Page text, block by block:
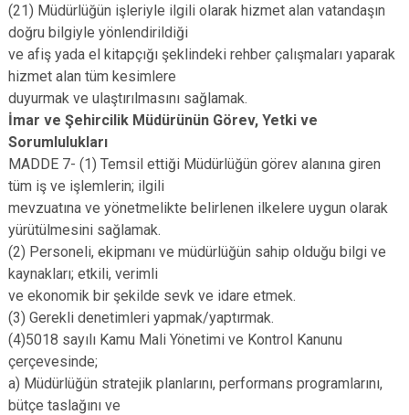
(21) Müdürlüğün işleriyle ilgili olarak hizmet alan vatandaşın
doğru bilgiyle yönlendirildiği
ve afiş yada el kitapçığı şeklindeki rehber çalışmaları yaparak
hizmet alan tüm kesimlere
duyurmak ve ulaştırılmasını sağlamak.
İmar ve Şehircilik Müdürünün Görev, Yetki ve
Sorumlulukları
MADDE 7- (1) Temsil ettiği Müdürlüğün görev alanına giren
tüm iş ve işlemlerin; ilgili
mevzuatına ve yönetmelikte belirlenen ilkelere uygun olarak
yürütülmesini sağlamak.
(2) Personeli, ekipmanı ve müdürlüğün sahip olduğu bilgi ve
kaynakları; etkili, verimli
ve ekonomik bir şekilde sevk ve idare etmek.
(3) Gerekli denetimleri yapmak/yaptırmak.
(4)5018 sayılı Kamu Mali Yönetimi ve Kontrol Kanunu
çerçevesinde;
a) Müdürlüğün stratejik planlarını, performans programlarını,
bütçe taslağını ve